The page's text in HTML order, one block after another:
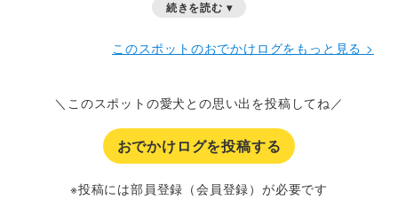
大人気のお店で開店前から行列で
店員さんもわんちゃんにとても優しく親切にして頂き
続きを読む ▾
このスポットのおでかけログをもっと見る >
＼このスポットの愛犬との思い出を投稿してね／
おでかけログを投稿する
※投稿には部員登録（会員登録）が必要です